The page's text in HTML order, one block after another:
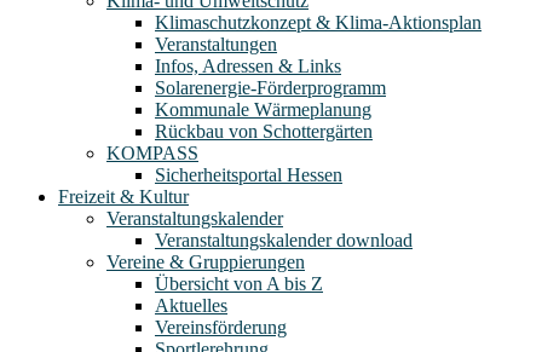
Klimaschutzkonzept & Klima-Aktionsplan
Veranstaltungen
Infos, Adressen & Links
Solarenergie-Förderprogramm
Kommunale Wärmeplanung
Rückbau von Schottergärten
KOMPASS
Sicherheitsportal Hessen
Freizeit & Kultur
Veranstaltungskalender
Veranstaltungskalender download
Vereine & Gruppierungen
Übersicht von A bis Z
Aktuelles
Vereinsförderung